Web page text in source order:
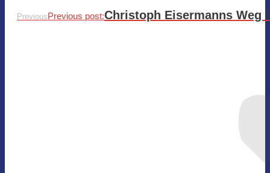
PreviousPrevious post:Christoph Eisermanns Weg